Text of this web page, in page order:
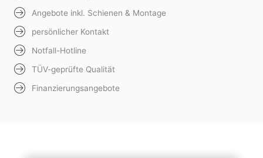
Angebote inkl. Schienen & Montage
persönlicher Kontakt
Notfall-Hotline
TÜV-geprüfte Qualität
Finanzierungsangebote